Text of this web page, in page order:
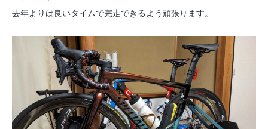
去年よりは良いタイムで完走できるよう頑張ります。